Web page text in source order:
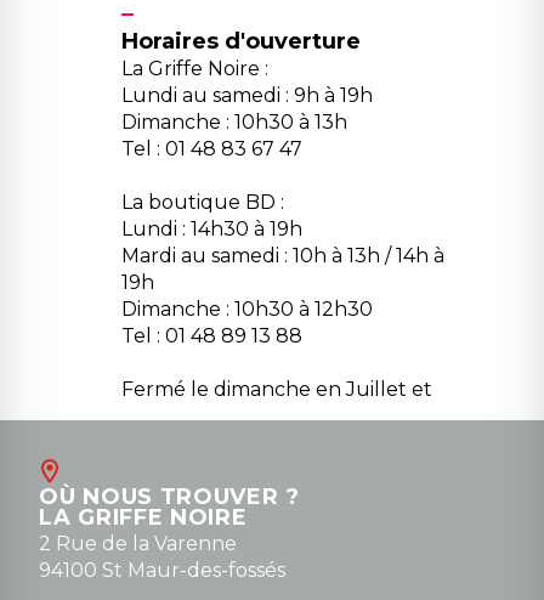
Horaires d'ouverture
La Griffe Noire :
Lundi au samedi : 9h à 19h
Dimanche : 10h30 à 13h
Tel : 01 48 83 67 47
La boutique BD :
Lundi : 14h30 à 19h
Mardi au samedi : 10h à 13h / 14h à
19h
Dimanche : 10h30 à 12h30
Tel : 01 48 89 13 88
Fermé le dimanche en Juillet et
Août
contact@la-griffe-noire.com
0148836747
OÙ NOUS TROUVER ?
LA GRIFFE NOIRE
2 Rue de la Varenne
94100 St Maur-des-fossés